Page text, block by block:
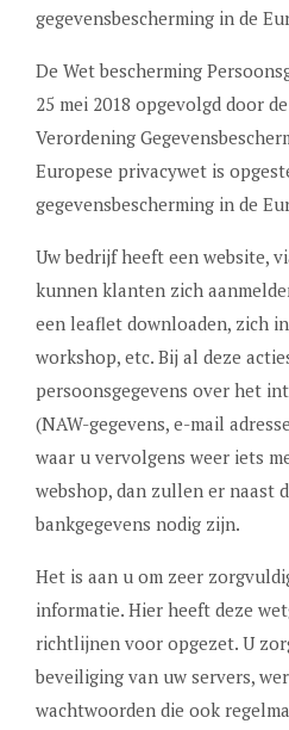
gegevensbescherming in de
De Wet bescherming
25 mei 2018 opgevolgd door
Verordening
Europese privacywet is
gegevensbescherming in de
Uw bedrijf heeft een website,
kunnen klanten zich
een leaflet downloaden, zich
workshop, etc. Bij al deze
persoonsgegevens over het
(NAW-gegevens, e-mail
waar u vervolgens weer iets
webshop, dan zullen er naast
bankgegevens nodig zijn.
Het is aan u om zeer
informatie. Hier heeft deze
richtlijnen voor opgezet. U
beveiliging van uw servers,
wachtwoorden die ook